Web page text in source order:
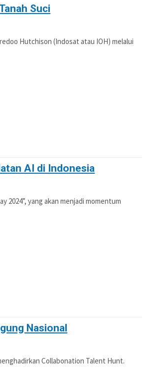
Suci
Hutchison (Indosat atau IOH) melalui
AI di Indonesia
2024”, yang akan menjadi momentum
Nasional
Collabonation Talent Hunt.